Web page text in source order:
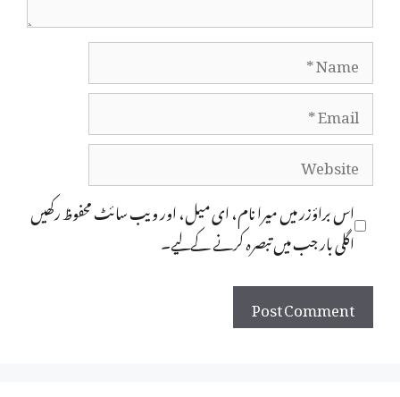
Name
Email
Website
اس براؤزر میں میرا نام، ای میل، اور ویب سائٹ محفوظ رکھیں
اگلی بار جب میں تبصرہ کرنے کےلیے۔